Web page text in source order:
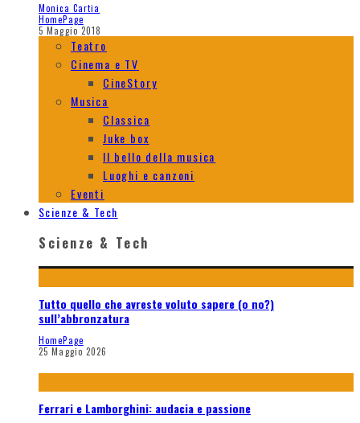
Monica Cartia
HomePage
5 Maggio 2018
Teatro
Cinema e TV
CineStory
Musica
Classica
Juke box
Il bello della musica
Luoghi e canzoni
Eventi
Scienze & Tech
Scienze & Tech
Tutto quello che avreste voluto sapere (o no?)
sull’abbronzatura
HomePage
25 Maggio 2026
Ferrari e Lamborghini: audacia e passione